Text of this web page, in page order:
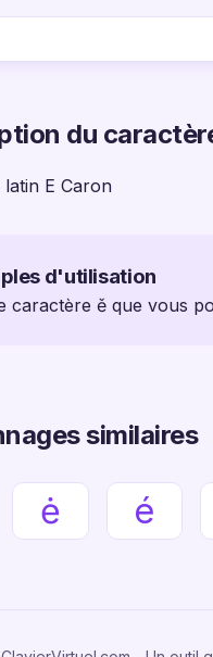
du
E Caron
d'utilisation
caractère ě que vous
similaires
ė é